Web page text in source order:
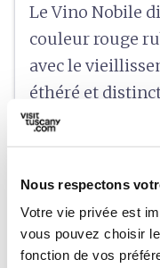
Nous respectons
Votre vie privée est
vous pouvez choisir
fonction de vos
Le Vino Nobile
couleur rouge
avec le
éthéré et
persistant, avec
Le taux d'alcool